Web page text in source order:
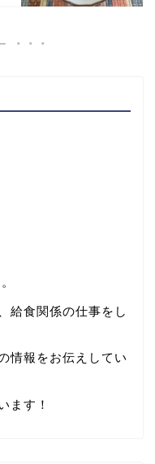
給食関係の仕事をし
情報をお伝えしてい
ます！